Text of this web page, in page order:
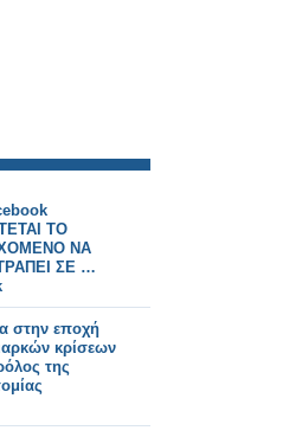
ΤΟ
ΝΑ
ΣΕ …
στην εποχή
κρίσεων
της